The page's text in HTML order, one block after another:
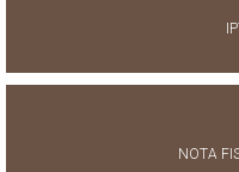
NOTA